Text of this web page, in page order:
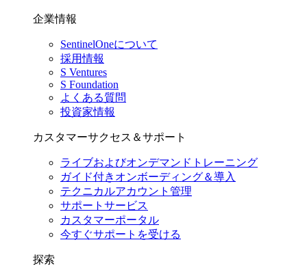
企業情報
SentinelOneについて
採用情報
S Ventures
S Foundation
よくある質問
投資家情報
カスタマーサクセス＆サポート
ライブおよびオンデマンドトレーニング
ガイド付きオンボーディング＆導入
テクニカルアカウント管理
サポートサービス
カスタマーポータル
今すぐサポートを受ける
探索